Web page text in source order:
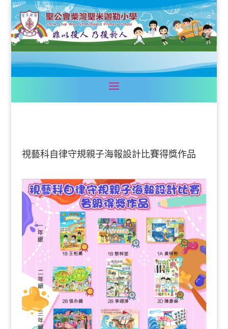
視藝科自律守規親子海報設計比賽得獎作品